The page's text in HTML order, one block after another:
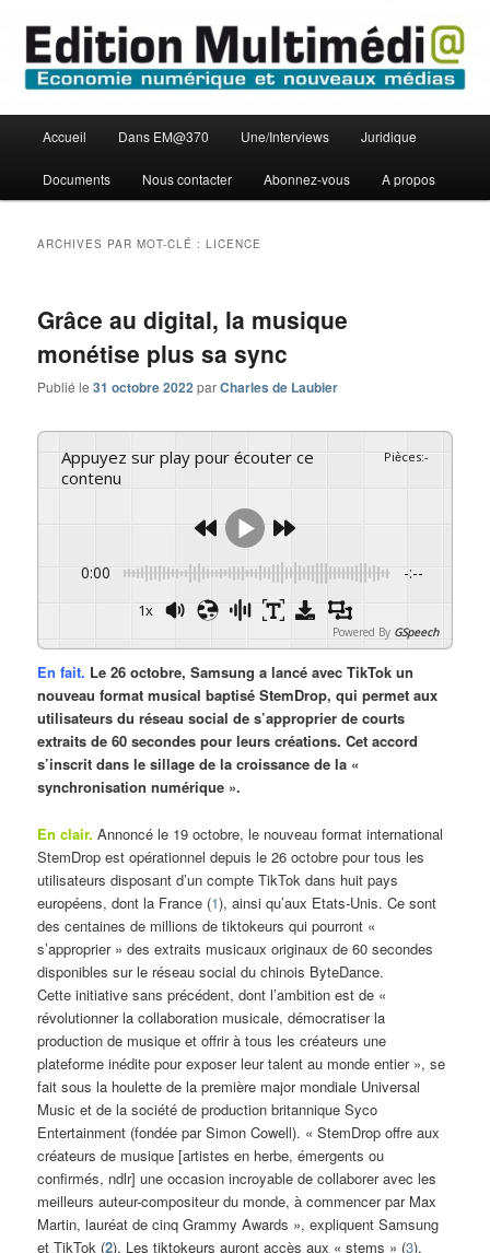
contenu
principal
contenu
secondaire
Edition Multimédi@
principal
Accueil Dans EM@370 Une/Interviews Juridique
Documents Nous contacter Abonnez-vous A propos
ARCHIVES PAR MOT-CLÉ :LICENCE
Grâce au digital, la musique
monétise plus sa sync
Publié le31 octobre 2022parCharles de Laubier
Appuyez sur play pour écouter ce
contenu
Pièces:-
0:00 -:--
1x
Powered By GSpeech
En fait. Le 26 octobre, Samsung a lancé avec TikTok un
nouveau format musical baptisé StemDrop, qui permet aux
utilisateurs du réseau social de s’approprier de courts
extraits de 60 secondes pour leurs créations. Cet accord
s’inscrit dans le sillage de la croissance de la «
synchronisation numérique ».
En clair. Annoncé le 19 octobre, le nouveau format international
StemDrop est opérationnel depuis le 26 octobre pour tous les
utilisateurs disposant d’un compte TikTok dans huit pays
européens, dont la France (1), ainsi qu’aux Etats-Unis. Ce sont
des centaines de millions de tiktokeurs qui pourront «
s’approprier » des extraits musicaux originaux de 60 secondes
disponibles sur le réseau social du chinois ByteDance.
Cette initiative sans précédent, dont l’ambition est de «
révolutionner la collaboration musicale, démocratiser la
production de musique et offrir à tous les créateurs une
plateforme inédite pour exposer leur talent au monde entier », se
fait sous la houlette de la première major mondiale Universal
Music et de la société de production britannique Syco
Entertainment (fondée par Simon Cowell). « StemDrop offre aux
créateurs de musique [artistes en herbe, émergents ou
confirmés, ndlr] une occasion incroyable de collaborer avec les
meilleurs auteur-compositeur du monde, à commencer par Max
Martin, lauréat de cinq Grammy Awards », expliquent Samsung
et TikTok (2). Les tiktokeurs auront accès aux « stems » (3),